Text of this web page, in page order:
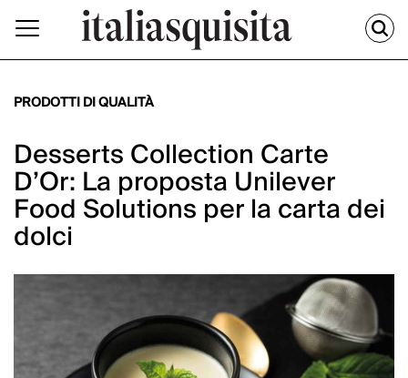
PRODOTTI DI QUALITÀ
Desserts Collection Carte
D’Or: La proposta Unilever
Food Solutions per la carta dei
dolci